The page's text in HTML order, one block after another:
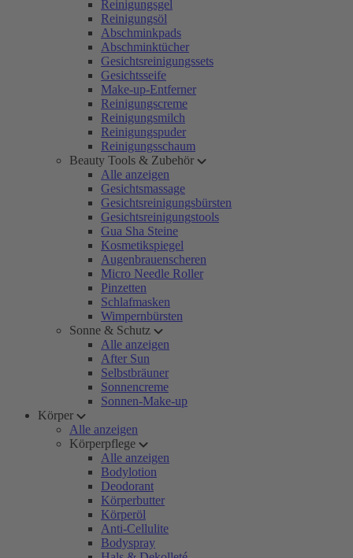
Reinigungsgel
Reinigungsöl
Abschminkpads
Abschminktücher
Gesichtsreinigungssets
Gesichtsseife
Make-up-Entferner
Reinigungscreme
Reinigungsmilch
Reinigungspuder
Reinigungsschaum
Beauty Tools & Zubehör
Alle anzeigen
Gesichtsmassage
Gesichtsreinigungsbürsten
Gesichtsreinigungstools
Gua Sha Steine
Kosmetikspiegel
Augenbrauenscheren
Micro Needle Roller
Pinzetten
Schlafmasken
Wimpernbürsten
Sonne & Schutz
Alle anzeigen
After Sun
Selbstbräuner
Sonnencreme
Sonnen-Make-up
Körper
Alle anzeigen
Körperpflege
Alle anzeigen
Bodylotion
Deodorant
Körperbutter
Körperöl
Anti-Cellulite
Bodyspray